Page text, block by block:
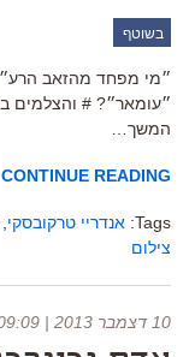
בשוטף
״מי מפחד מהזאב
״עומאר״? # והצלמים
המשך…
CONTINUE READING
Tags: אנדריי טרקובסקי
צילום
10 דצמבר 2013 | 09:09